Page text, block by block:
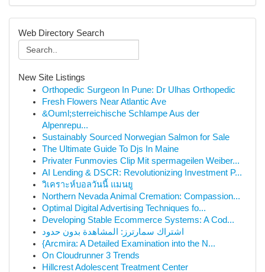
Web Directory Search
New Site Listings
Orthopedic Surgeon In Pune: Dr Ulhas Orthopedic
Fresh Flowers Near Atlantic Ave
&Ouml;sterreichische Schlampe Aus der
Alpenrepu...
Sustainably Sourced Norwegian Salmon for Sale
The Ultimate Guide To Djs In Maine
Privater Funmovies Clip Mit spermageilen Weiber...
AI Lending & DSCR: Revolutionizing Investment P...
วิเคราะห์บอลวันนี้ แมนยู
Northern Nevada Animal Cremation: Compassion...
Optimal Digital Advertising Techniques fo...
Developing Stable Ecommerce Systems: A Cod...
اشتراك سمارترز: المشاهدة بدون حدود
{Arcmira: A Detailed Examination into the N...
On Cloudrunner 3 Trends
Hillcrest Adolescent Treatment Center